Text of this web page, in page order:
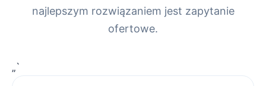
najlepszym rozwiązaniem jest zapytanie
ofertowe.
„`